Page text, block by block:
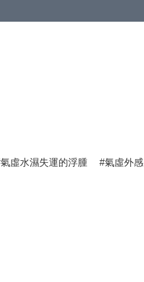
氣虛水濕失運的浮腫 氣虛外感